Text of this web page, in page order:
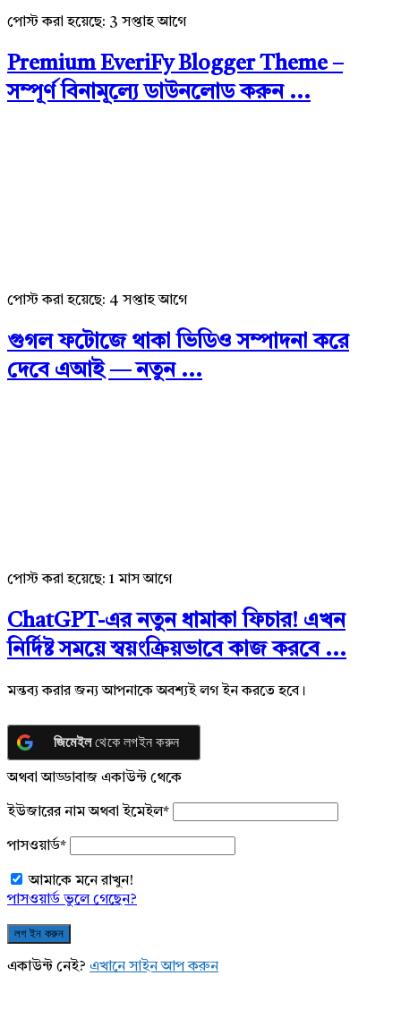
পোস্ট করা হয়েছে: 3 সপ্তাহ আগে
Premium EveriFy Blogger Theme –
সম্পূর্ণ বিনামূল্যে ডাউনলোড করুন ...
পোস্ট করা হয়েছে: 4 সপ্তাহ আগে
গুগল ফটোজে থাকা ভিডিও সম্পাদনা করে
দেবে এআই — নতুন ...
পোস্ট করা হয়েছে: 1 মাস আগে
ChatGPT-এর নতুন ধামাকা ফিচার! এখন
নির্দিষ্ট সময়ে স্বয়ংক্রিয়ভাবে কাজ করবে ...
মন্তব্য করার জন্য আপনাকে অবশ্যই লগ ইন করতে হবে।
জিমেইলথেকে লগইন করুন
অথবা আড্ডাবাজ একাউন্ট থেকে
ইউজারের নাম অথবা ইমেইল*
পাসওয়ার্ড*
আমাকে মনে রাখুন!
পাসওয়ার্ড ভুলে গেছেন?
একাউন্ট নেই? এখানে সাইন আপ করুন